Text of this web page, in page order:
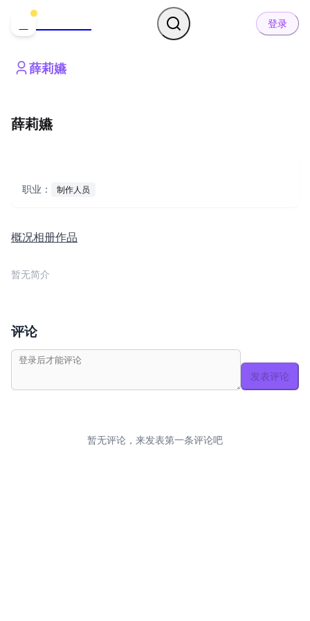
登录
薛莉嬿
薛莉嬿
职业： 制作人员
概况相册作品
暂无简介
评论
发表评论
暂无评论，来发表第一条评论吧